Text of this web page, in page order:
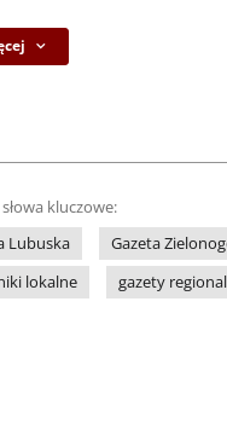
kluczowe:
Lubuska
Gazeta
lokalne
gazety